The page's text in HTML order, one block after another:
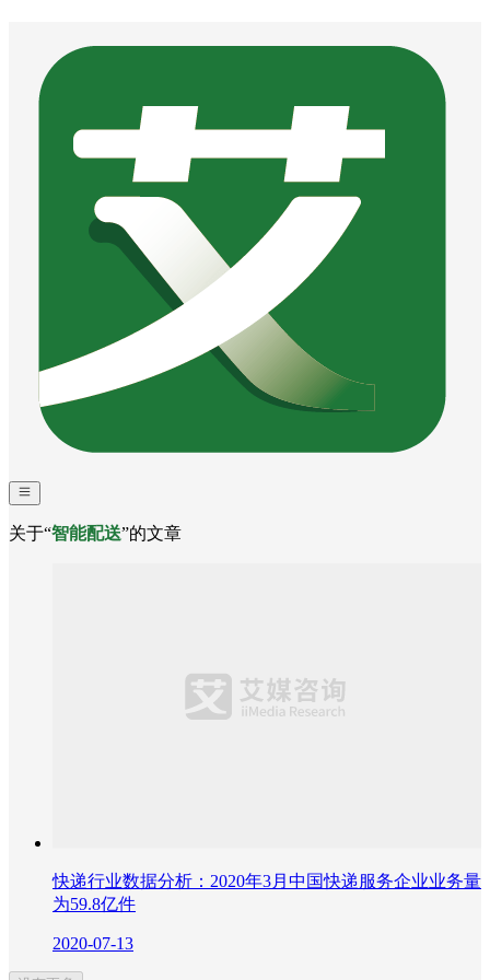
关于“智能配送”的文章
快递行业数据分析：2020年3月中国快递服务企业业务量
为59.8亿件
2020-07-13